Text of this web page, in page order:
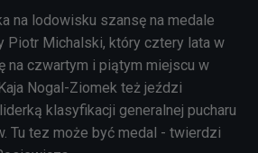
na lodowisku szansę na medale
Piotr Michalski, który cztery lata w
na czwartym i piątym miejscu w
Nogal-Ziomek też jeździ
klasyfikacji generalnej pucharu
Tu tez może być medal - twierdzi